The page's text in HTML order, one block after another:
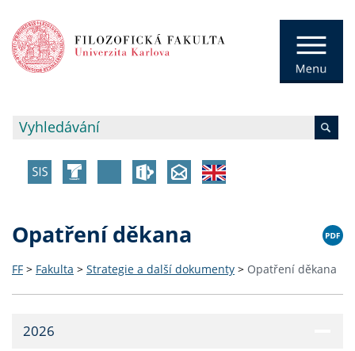
Opatření děkana
FF > Fakulta > Strategie a další dokumenty > Opatření děkana
2026